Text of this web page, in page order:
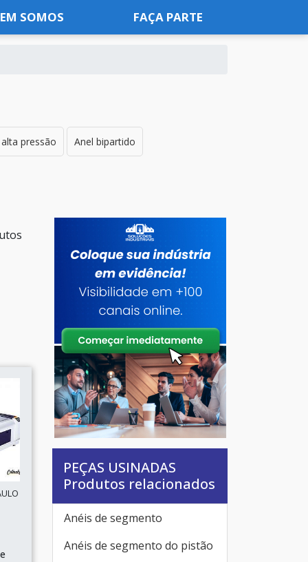
SOMOS FAÇA PARTE
pressão Anel bipartido
PEÇAS USINADAS
Produtos relacionados
Anéis de segmento
Anéis de segmento do pistão